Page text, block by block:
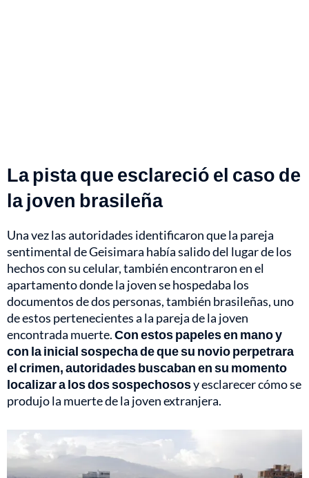
La pista que esclareció el caso de
la joven brasileña
Una vez las autoridades identificaron que la pareja
sentimental de Geisimara había salido del lugar de los
hechos con su celular, también encontraron en el
apartamento donde la joven se hospedaba los
documentos de dos personas, también brasileñas, uno
de estos pertenecientes a la pareja de la joven
encontrada muerte.Con estos papeles en mano y
con la inicial sospecha de que su novio perpetrara
el crimen, autoridades buscaban en su momento
localizar a los dos sospechososy esclarecer cómo se
produjo la muerte de la joven extranjera.